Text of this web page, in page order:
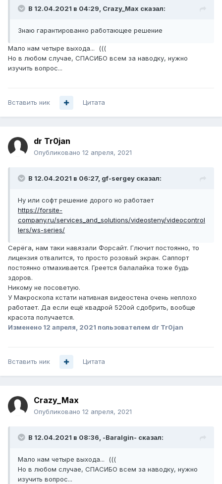
В 12.04.2021 в 04:29, Crazy_Max сказал:
Знаю гарантированно работающее решение
Мало нам четыре выхода... (((
Но в любом случае, СПАСИБО всем за наводку, нужно
изучить вопрос...
Вставить ник Цитата
dr Tr0jan
Опубликовано 12 апреля, 2021
В 12.04.2021 в 06:27, gf-sergey сказал:
Ну или софт решение дорого но работает
https://forsite-
company.ru/services_and_solutions/videosteny/videocontrol
lers/ws-series/
Серёга, нам таки навязали Форсайт. Глючит постоянно, то
лицензия отвалится, то просто розовый экран. Саппорт
постоянно отмахивается. Греется балалайка тоже будь
здоров.
Никому не посоветую.
У Макроскопа кстати нативная видеостена очень неплохо
работает. Да если ещё квадрой 520ой сдобрить, вообще
красота получается.
Изменено 12 апреля, 2021 пользователем dr Tr0jan
Вставить ник Цитата
Crazy_Max
Опубликовано 12 апреля, 2021
В 12.04.2021 в 08:36, -Baralgin- сказал:
Мало нам четыре выхода... (((
Но в любом случае, СПАСИБО всем за наводку, нужно
изучить вопрос...